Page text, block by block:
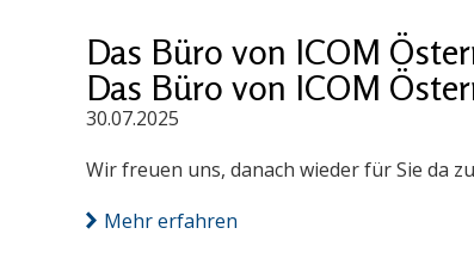
Das Büro von ICOM
Das Büro von ICOM
30.07.2025
Wir freuen uns, danach wieder für Sie da
Mehr erfahren